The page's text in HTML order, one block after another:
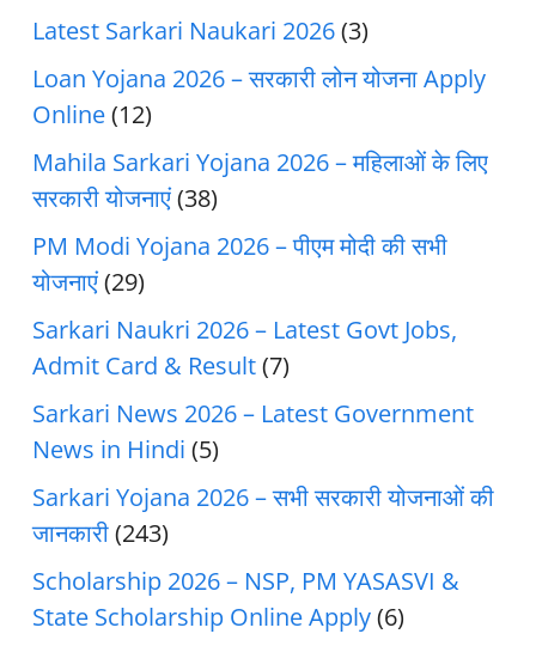
Latest Sarkari Naukari 2026(3)
Loan Yojana 2026 – सरकारी लोन योजना Apply
Online(12)
Mahila Sarkari Yojana 2026 – महिलाओं के लिए
सरकारी योजनाएं(38)
PM Modi Yojana 2026 – पीएम मोदी की सभी
योजनाएं(29)
Sarkari Naukri 2026 – Latest Govt Jobs,
Admit Card & Result(7)
Sarkari News 2026 – Latest Government
News in Hindi (5)
Sarkari Yojana 2026 – सभी सरकारी योजनाओं की
जानकारी(243)
Scholarship 2026 – NSP, PM YASASVI &
State Scholarship Online Apply(6)